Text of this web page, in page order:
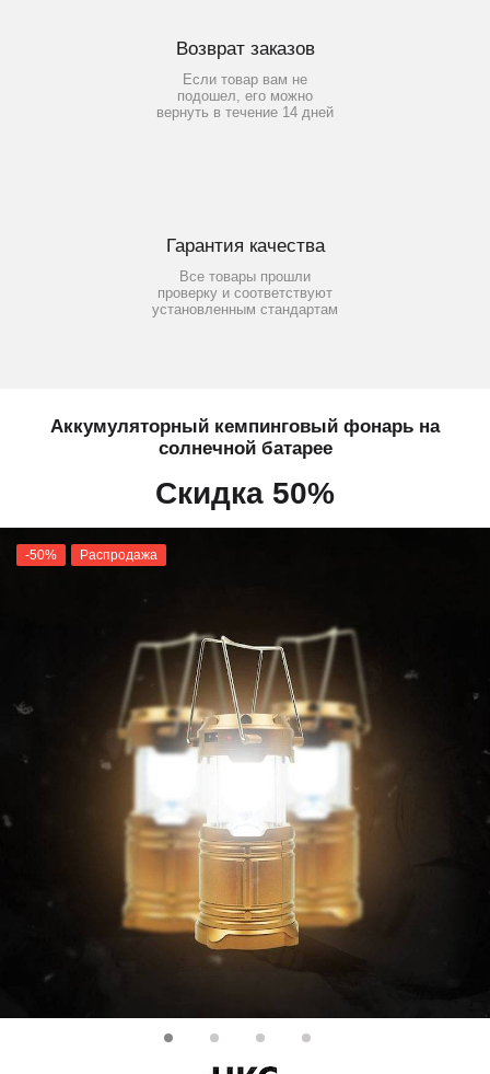
Возврат заказов
Если товар вам не
подошел, его можно
вернуть в течение 14 дней
Гарантия качества
Все товары прошли
проверку и соответствуют
установленным стандартам
Аккумуляторный кемпинговый фонарь на
солнечной батарее
Скидка 50%
-50% Распродажа